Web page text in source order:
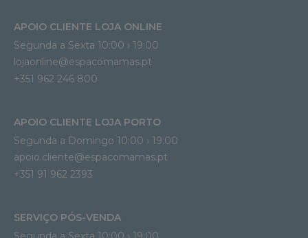
APOIO CLIENTE LOJA ONLINE
Segunda a Sexta 10:00 › 19:00
lojaonline@espacomamas.pt
+351 962 246 800
APOIO CLIENTE LOJA PORTO
Segunda a Domingo 10:00 › 19:00
apoio.cliente@espacomamas.pt
+351 91 962 2393
SERVIÇO PÓS-VENDA